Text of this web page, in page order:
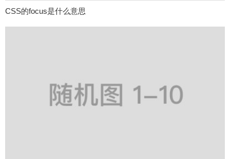
CSS的focus是什么意思